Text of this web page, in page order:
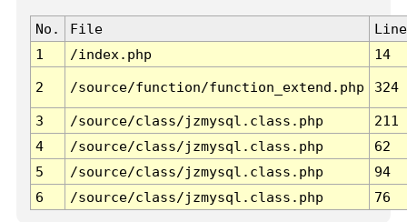
No. File
Line
1
/index.php 14
2 /source/function/function_extend.php 324
3 /source/class/jzmysql.class.php
211
4
/source/class/jzmysql.class.php
62
5
/source/class/jzmysql.class.php
94
6
/source/class/jzmysql.class.php 76